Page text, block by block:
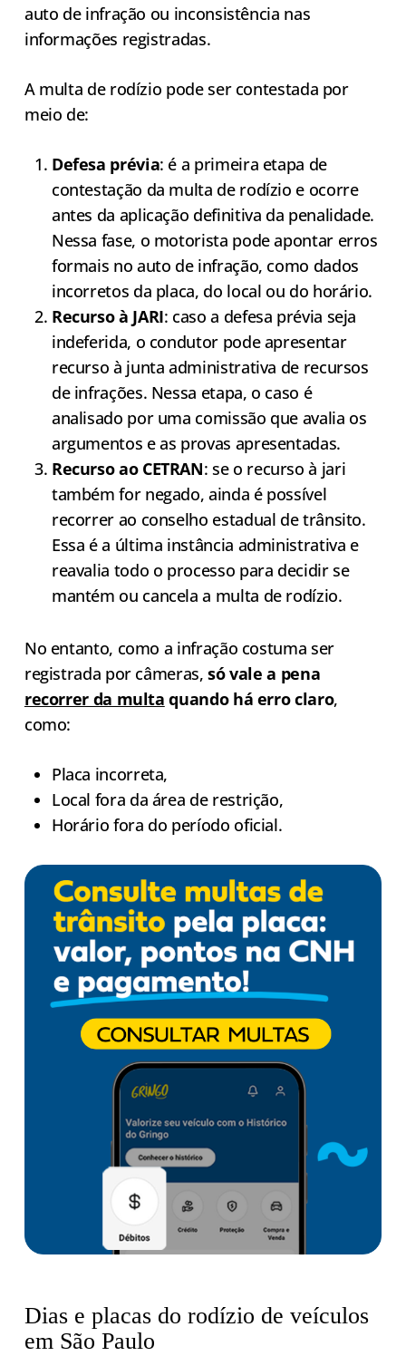
auto de infração ou inconsistência nas
informações registradas.
A multa de rodízio pode ser contestada por
meio de:
Defesa prévia: é a primeira etapa de
contestação da multa de rodízio e ocorre
antes da aplicação definitiva da penalidade.
Nessa fase, o motorista pode apontar erros
formais no auto de infração, como dados
incorretos da placa, do local ou do horário.
Recurso à JARI: caso a defesa prévia seja
indeferida, o condutor pode apresentar
recurso à junta administrativa de recursos
de infrações. Nessa etapa, o caso é
analisado por uma comissão que avalia os
argumentos e as provas apresentadas.
Recurso ao CETRAN: se o recurso à jari
também for negado, ainda é possível
recorrer ao conselho estadual de trânsito.
Essa é a última instância administrativa e
reavalia todo o processo para decidir se
mantém ou cancela a multa de rodízio.
No entanto, como a infração costuma ser
registrada por câmeras, só vale a pena
recorrer da multa quando há erro claro,
como:
Placa incorreta,
Local fora da área de restrição,
Horário fora do período oficial.
Dias e placas do rodízio de veículos
em São Paulo